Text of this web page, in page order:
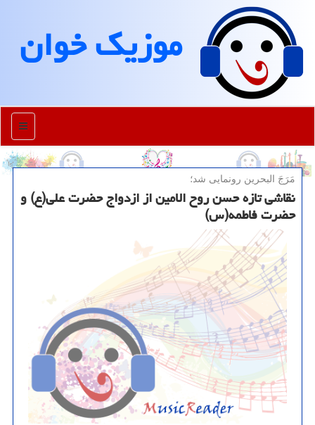
موزیك خوان
منو
مَرَجَ البحرین رونمایی شد؛
نقاشی تازه حسن روح الامین از ازدواج حضرت علی(ع) و
حضرت فاطمه(س)